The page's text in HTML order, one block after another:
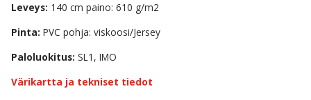
Leveys: 140 cm paino: 610 g/m2
Pinta: PVC pohja: viskoosi/Jersey
Paloluokitus: SL1, IMO
Värikartta ja tekniset tiedot